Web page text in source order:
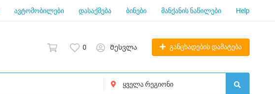
ავტომობილები დასაქმება ბინები მანქანის ნაწილები Help
0 Შესვლა განცხადების დამატება